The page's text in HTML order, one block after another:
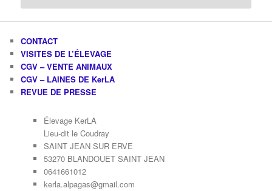
CONTACT
VISITES DE L’ÉLEVAGE
CGV – VENTE ANIMAUX
CGV – LAINES DE KerLA
REVUE DE PRESSE
Élevage KerLA
Lieu-dit le Coudray
SAINT JEAN SUR ERVE
53270 BLANDOUET SAINT JEAN
0641661012
kerla.alpagas@gmail.com